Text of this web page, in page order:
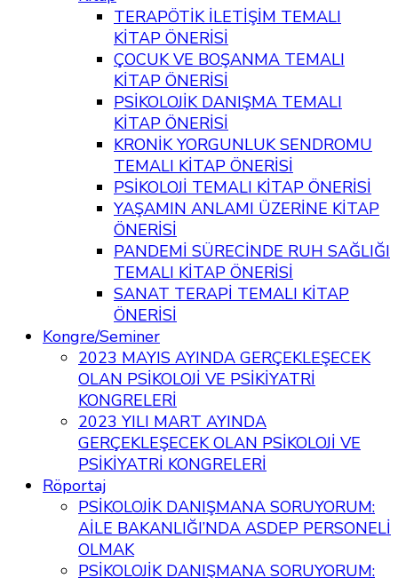
TERAPÖTİK İLETİŞİM TEMALI
KİTAP ÖNERİSİ
ÇOCUK VE BOŞANMA TEMALI
KİTAP ÖNERİSİ
PSİKOLOJİK DANIŞMA TEMALI
KİTAP ÖNERİSİ
KRONİK YORGUNLUK SENDROMU
TEMALI KİTAP ÖNERİSİ
PSİKOLOJİ TEMALI KİTAP ÖNERİSİ
YAŞAMIN ANLAMI ÜZERİNE KİTAP
ÖNERİSİ
PANDEMİ SÜRECİNDE RUH SAĞLIĞI
TEMALI KİTAP ÖNERİSİ
SANAT TERAPİ TEMALI KİTAP
ÖNERİSİ
Kongre/Seminer
2023 MAYIS AYINDA GERÇEKLEŞECEK
OLAN PSİKOLOJİ VE PSİKİYATRİ
KONGRELERİ
2023 YILI MART AYINDA
GERÇEKLEŞECEK OLAN PSİKOLOJİ VE
PSİKİYATRİ KONGRELERİ
Röportaj
PSİKOLOJİK DANIŞMANA SORUYORUM:
AİLE BAKANLIĞI’NDA ASDEP PERSONELİ
OLMAK
PSİKOLOJİK DANIŞMANA SORUYORUM: